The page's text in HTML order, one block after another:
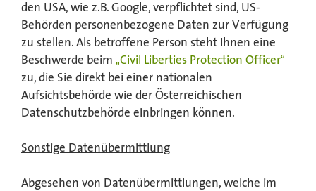
den USA, wie z.B. Google, verpflichtet sind, US-
Behörden personenbezogene Daten zur Verfügung
zu stellen. Als betroffene Person steht Ihnen eine
Beschwerde beim „Civil Liberties Protection Officer“
zu, die Sie direkt bei einer nationalen
Aufsichtsbehörde wie der Österreichischen
Datenschutzbehörde einbringen können.
Sonstige Datenübermittlung
Abgesehen von Datenübermittlungen, welche im